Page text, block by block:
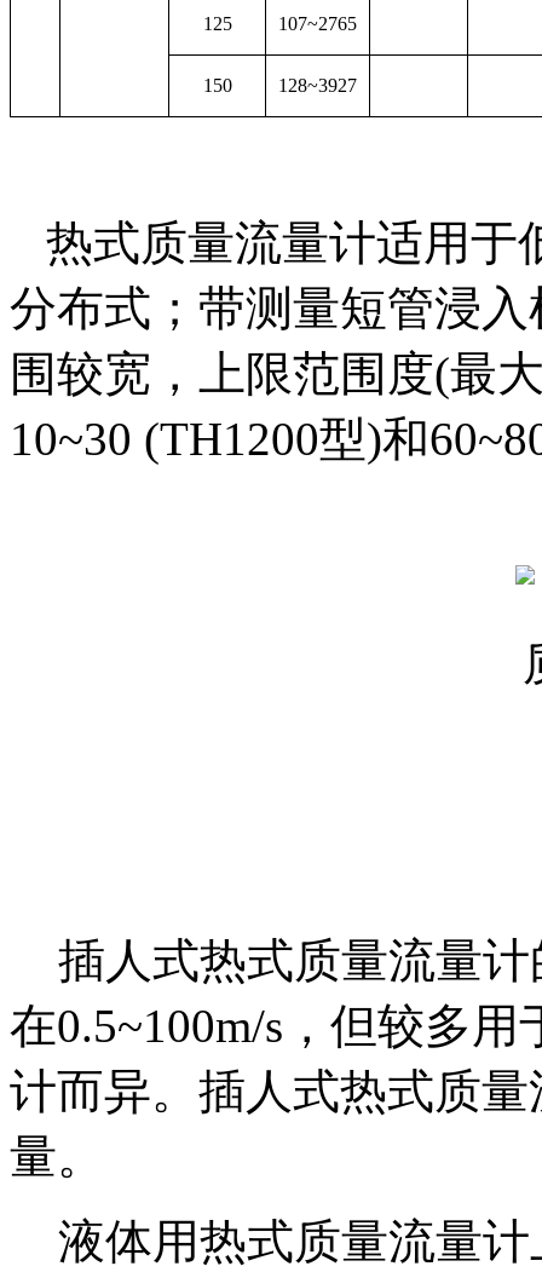
125 107~2765
150 128~3927
热式质量流量计适用于
分布式；带测量短管浸
围较宽，上限范围度(最
10~30 (TH1200型)和
插人式热式质量流量计
在0.5~100m/s ，但较多用
计而异。插人式热式质量
量。
液体用热式质量流量计